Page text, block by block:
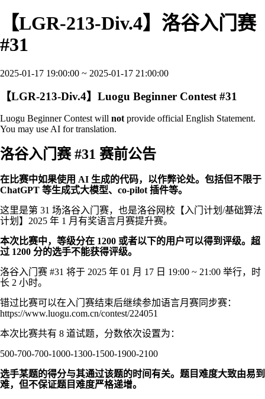
【LGR-213-Div.4】洛谷入门赛
#31
2025-01-17 19:00:00 ~ 2025-01-17 21:00:00
【LGR-213-Div.4】Luogu Beginner Contest #31
Luogu Beginner Contest will not provide official English Statement.
You may use AI for translation.
洛谷入门赛 #31 赛前公告
在比赛中如果使用 AI 生成的代码，以作弊论处。包括但不限于
ChatGPT 等生成式大模型、co-pilot 插件等。
这里是第 31 场洛谷入门赛，也是洛谷网校【入门计划/基础算法
计划】2025 年 1 月有奖语言月赛提升赛。
本次比赛中，等级分在 1200 或者以下的用户可以得到评级。超
过 1200 分的选手不能获得评级。
洛谷入门赛 #31 将于 2025 年 01 月 17 日 19:00 ~ 21:00 举行，时
长 2 小时。
错过比赛可以在入门赛结束后继续参加语言月赛同步赛：
https://www.luogu.com.cn/contest/224051
本次比赛共有 8 道试题，分数依次设置为：
500-700-700-1000-1300-1500-1900-2100
选手某题的得分与其通过该题的时间有关。题目难度大致由易到
难，但不保证题目难度严格递增。